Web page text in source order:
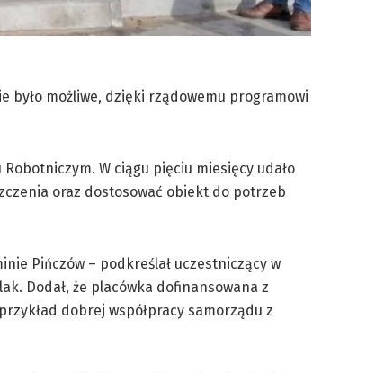
było możliwe, dzięki rządowemu programowi
W ciągu pięciu miesięcy udało
oraz dostosować obiekt do potrzeb
Pińczów – podkreślał uczestniczący w
Dodał, że placówka dofinansowana z
dobrej współpracy samorządu z